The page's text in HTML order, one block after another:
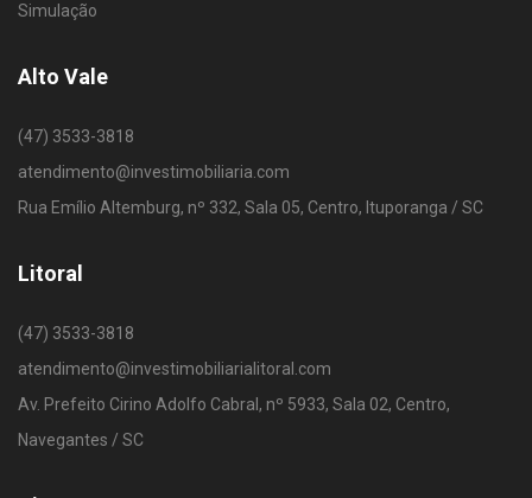
Simulação
Alto Vale
(47) 3533-3818
atendimento@investimobiliaria.com
Rua Emílio Altemburg, nº 332, Sala 05, Centro, Ituporanga / SC
Litoral
(47) 3533-3818
atendimento@investimobiliarialitoral.com
Av. Prefeito Cirino Adolfo Cabral, nº 5933, Sala 02, Centro,
Navegantes / SC